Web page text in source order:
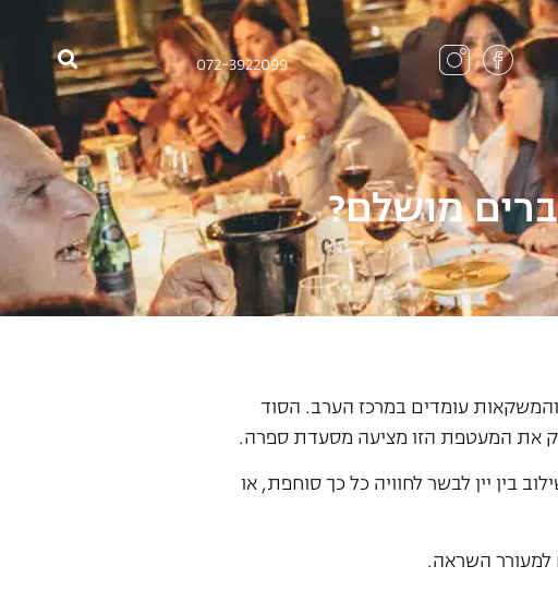
072-3922099
מושלם?
והמשקאות עומדים במרכז הערב. הסוד
את המעטפת הזו מציעה מסעדת ספרה.
בין יין לבשר לחוויה כל כך סוחפת, או
למעורר השראה.